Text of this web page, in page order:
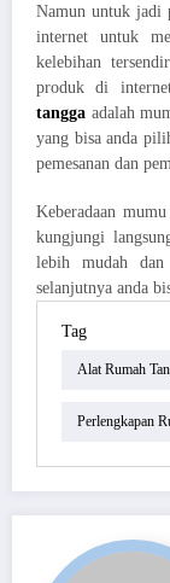
Namun untuk jadi
internet untuk
kelebihan
produk di
tangga adalah
yang bisa anda
pemesanan dan
Keberadaan
kungjungi
lebih mudah
selanjutnya anda
Tag
Alat Rumah
Perlengkapan